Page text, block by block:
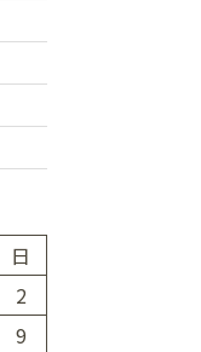
日
2
9